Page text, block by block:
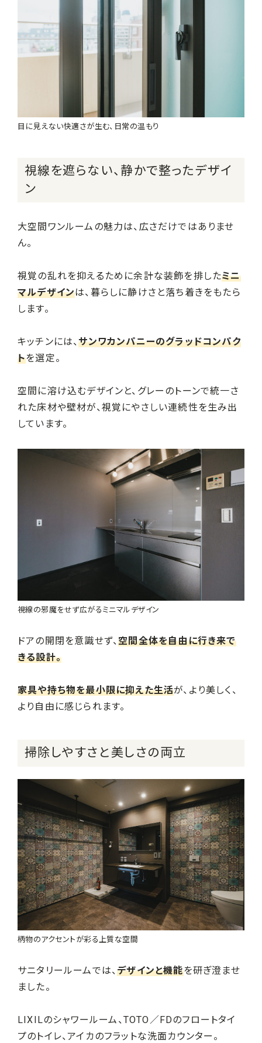
目に見えない快適さが生む、日常の温もり
視線を遮らない、静かで整ったデザイ
ン
大空間ワンルームの魅力は、広さだけではありませ
ん。
視覚の乱れを抑えるために余計な装飾を排したミニ
マルデザインは、暮らしに静けさと落ち着きをもたら
します。
キッチンには、サンワカンパニーのグラッドコンパク
トを選定。
空間に溶け込むデザインと、グレーのトーンで統一さ
れた床材や壁材が、視覚にやさしい連続性を生み出
しています。
視線の邪魔をせず広がるミニマルデザイン
ドアの開閉を意識せず、空間全体を自由に行き来で
きる設計。
家具や持ち物を最小限に抑えた生活が、より美しく、
より自由に感じられます。
掃除しやすさと美しさの両立
柄物のアクセントが彩る上質な空間
サニタリールームでは、デザインと機能を研ぎ澄ませ
ました。
LIXILのシャワールーム、TOTO／FDのフロートタイ
プのトイレ、アイカのフラットな洗面カウンター。